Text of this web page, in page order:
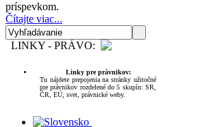
príspevkom.
Čítajte viac...
LINKY - PRÁVO:
Linky pre právnikov:
Tu nájdete prepojenia na stránky užitočné
pre právnikov rozdelené do 5 skupín: SR,
ČR, EÚ, svet, právnické weby.